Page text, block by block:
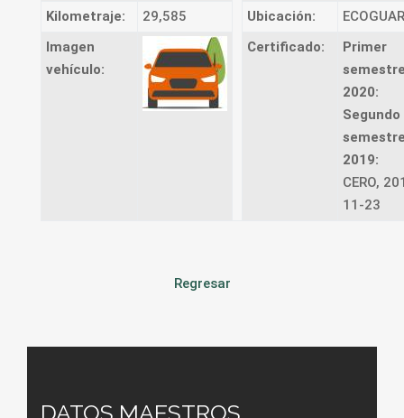
Kilometraje:
29,585 Ubicación:
Imagen
vehículo:
Certificado:
Primer
2020:
Segundo
2019:
CERO,
11-23
Regresar